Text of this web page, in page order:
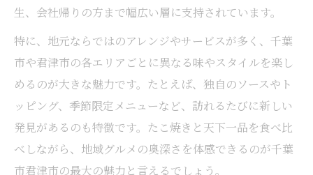
生、会社帰りの方まで幅広い層に支持されています。
特に、地元ならではのアレンジやサービスが多く、千葉
市や君津市の各エリアごとに異なる味やスタイルを楽し
めるのが大きな魅力です。たとえば、独自のソースやト
ッピング、季節限定メニューなど、訪れるたびに新しい
発見があるのも特徴です。たこ焼きと天下一品を食べ比
べしながら、地域グルメの奥深さを体感できるのが千葉
市君津市の最大の魅力と言えるでしょう。